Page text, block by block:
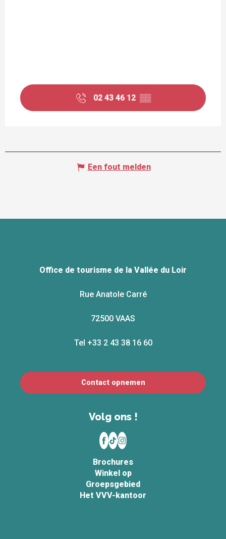
02 43 46 12 ▒▒
Een fout melden
Office de tourisme de la Vallée du Loir
Rue Anatole Carré
72500 VAAS
Tel +33 2 43 38 16 60
Contact opnemen
Volg ons !
Brochures
Winkel op
Groepsgebied
Het VVV-kantoor